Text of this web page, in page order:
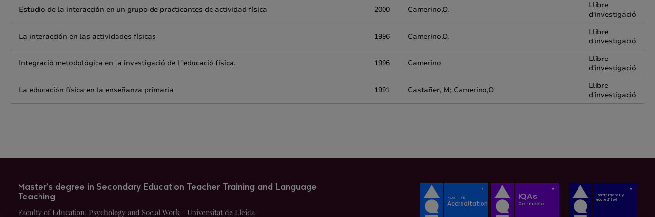
Estudio de la interacción en un grupo de practicantes de actividad física 2000 Camerino,O.
Llibre
d'investigació
La interacción en las actividades físicas 1996 Camerino,O.
Llibre
d'investigació
Integració metodológica en la investigació de l´educació física. 1996 Camerino
Llibre
d'investigació
La educación física en la enseñanza primaria 1991 Castañer, M; Camerino,O
Llibre
d'investigació
Master's degree in Secondary Education Teacher Training and Language
Teaching
Faculty of Education, Psychology and Social Work - Universitat de Lleida